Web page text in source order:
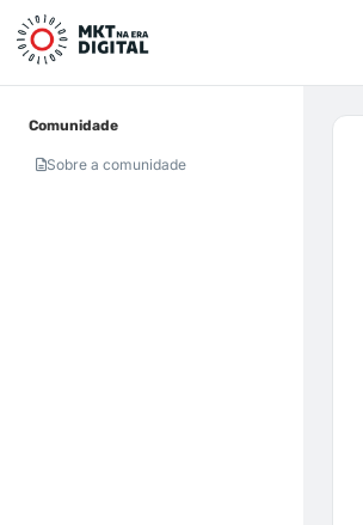
Comunidade
Sobre a comunidade